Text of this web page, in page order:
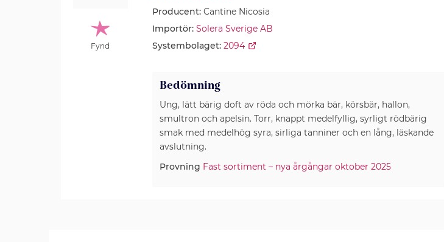
Fynd
Producent:Cantine Nicosia
Importör: Solera Sverige AB
Systembolaget: 2094
Bedömning
Ung, lätt bärig doft av röda och mörka bär, körsbär, hallon,
smultron och apelsin. Torr, knappt medelfyllig, syrligt rödbärig
smak med medelhög syra, sirliga tanniner och en lång, läskande
avslutning.
Provning Fast sortiment – nya årgångar oktober 2025